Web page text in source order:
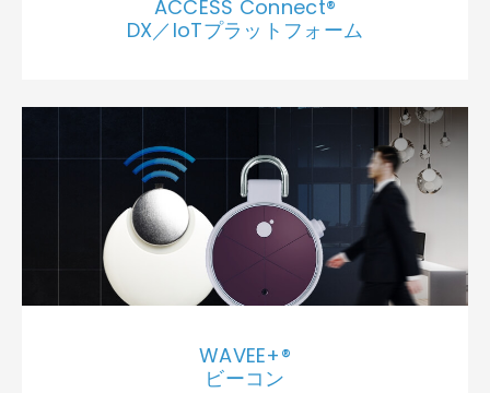
ACCESS Connect®
DX／IoTプラットフォーム
WAVEE+®
ビーコン